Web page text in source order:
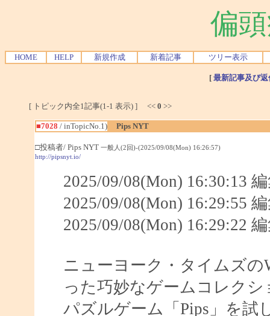
偏
HOME HELP 新規作成 新着記事 ツリー表示
[ 最新記事及び
[ トピック内全1記事(1-1 表示) ] << 0 >>
■7028 / inTopicNo.1) Pips NYT
□投稿者/ Pips NYT 一般人(2回)-(2025/09/08(Mon) 16:26:57)
http://pipsnyt.io/
2025/09/08(Mon) 16:30:13
2025/09/08(Mon) 16:29:55
2025/09/08(Mon) 16:29:22
ニューヨーク・タイムズの
った巧妙なゲームコレク
パズルゲーム「Pips」を試